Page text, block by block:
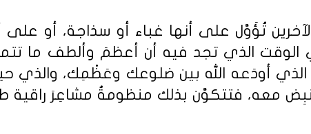
تُؤَوَّل على أنها غباء أو سذاجة، أو على
الذي تجد فيه أن أعظمَ وألطف ما
أودَعه الله بين ضلوعك وعَظْمِك، والذي
معه، فتتكوَّن بذلك منظومةُ مشاعِرَ راقية